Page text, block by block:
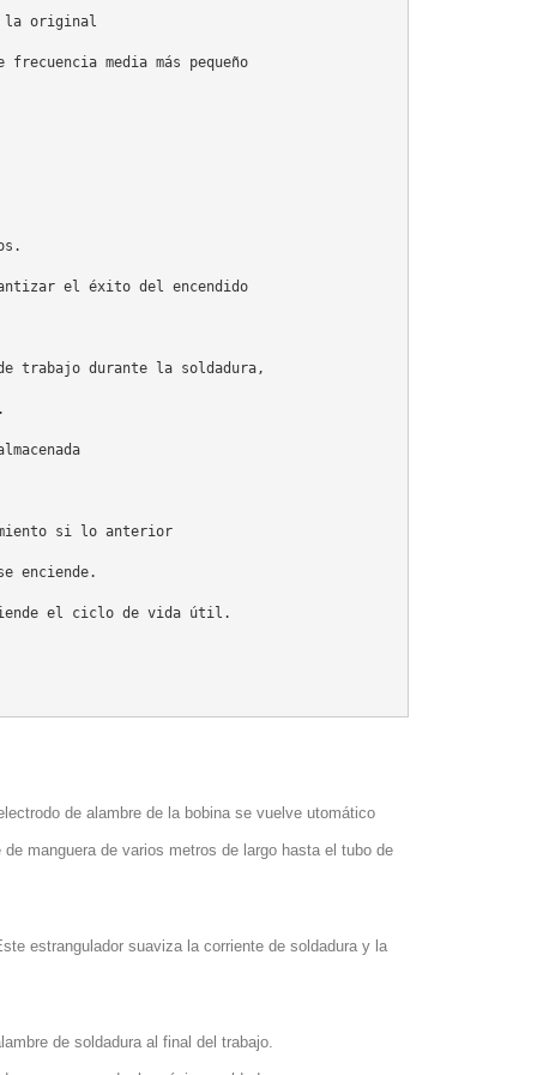
la original
media más pequeño
el éxito del encendido
trabajo durante la soldadura,
si lo anterior
enciende.
el ciclo de vida útil.
de alambre de la bobina se vuelve utomático
manguera de varios metros de largo hasta el tubo de
estrangulador suaviza la corriente de soldadura y la
de soldadura al final del trabajo.